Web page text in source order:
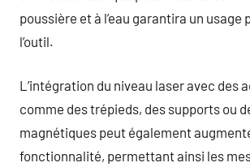
poussière et à l’eau garantira un usage
l’outil.
L’intégration du niveau laser avec des
comme des trépieds, des supports ou
magnétiques peut également
fonctionnalité, permettant ainsi les